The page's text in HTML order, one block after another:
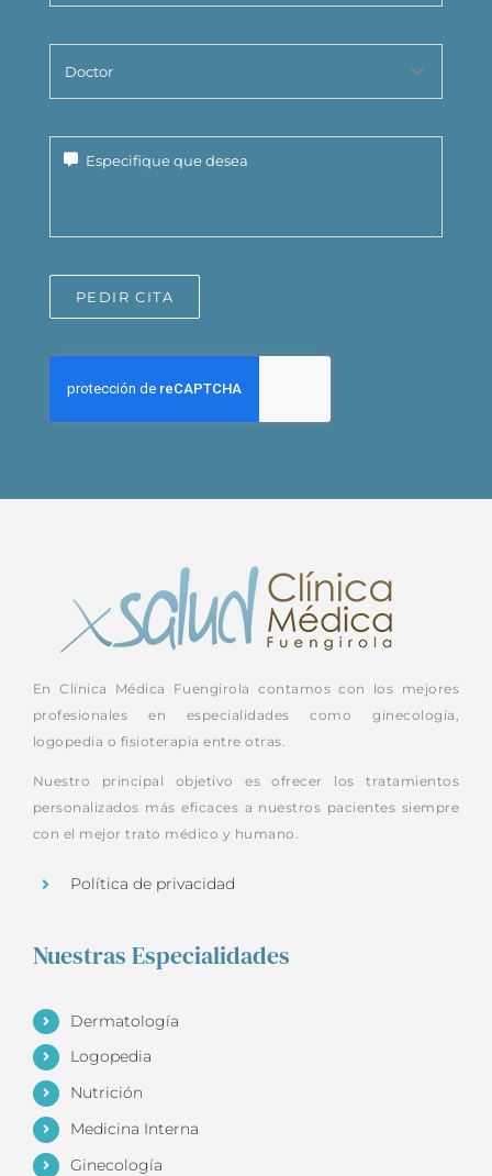
PEDIR CITA
En Clínica Médica Fuengirola contamos con los mejores
profesionales en especialidades como ginecología,
logopedia o fisioterapia entre otras.
Nuestro principal objetivo es ofrecer los tratamientos
personalizados más eficaces a nuestros pacientes siempre
con el mejor trato médico y humano.
Política de privacidad
Nuestras Especialidades
Dermatología
Logopedia
Nutrición
Medicina Interna
Ginecología